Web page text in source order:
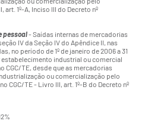
1º-A, Inciso III do Decreto nº
pessoal- Saídas internas de mercadorias
IV da Seção IV do Apêndice II, nas
no período de 1º de janeiro de 2006 a 31
estabelecimento industrial ou comercial
CGC/TE, desde que as mercadorias
ou comercialização pelo
CGC/TE - Livro III, art. 1º-B do Decreto nº